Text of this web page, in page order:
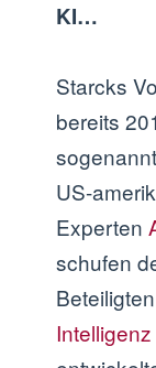
KI…
Starcks
bereits
US-
Experten
schufen
Intelligenz